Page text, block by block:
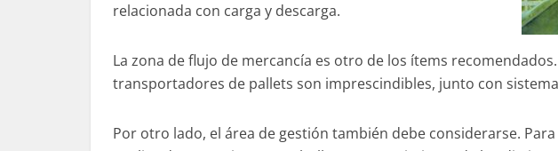
relacionada con carga y descarga.
La zona de flujo de mercancía es otro de los ítems
transportadores de pallets son imprescindibles, junto con
Por otro lado, el área de gestión también debe considerarse.